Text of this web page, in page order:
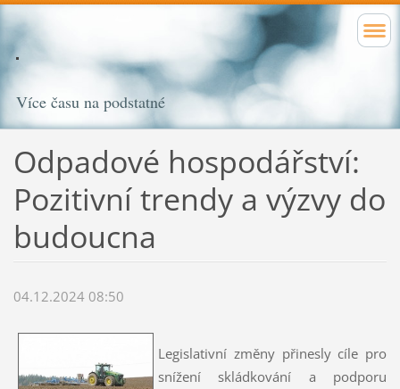
Více času na podstatné
Odpadové hospodářství:
Pozitivní trendy a výzvy do
budoucna
04.12.2024 08:50
Legislativní změny přinesly cíle pro
snížení skládkování a podporu